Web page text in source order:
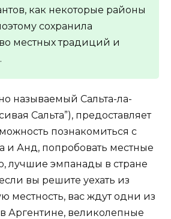
как некоторые районы
сохранила
местных традиций и
называемый Сальта-ла-
Сальта”), предоставляет
познакомиться с
и Анд, попробовать местные
лучшие эмпанады в стране
вы решите уехать из
местность, вас ждут одни из
Аргентине, великолепные